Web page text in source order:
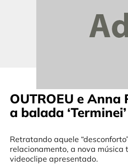
OUTROEU e Anna
a balada ‘Terminei’
Retratando aquele
relacionamento, a nova música
videoclipe apresentado.